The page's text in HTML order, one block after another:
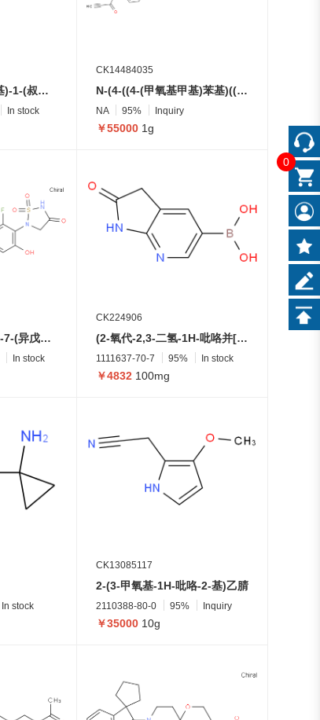
(2S,4R)-4-(4-溴苄基)-1-(叔丁氧羰基)吡咯烷-2-羧酸
In stock
CK14484035
N-(4-((4-(甲氧基甲基)苯基)((2-((4-((3-甲基脲基)甲基)-2,5-二氧代咪唑烷-1-基)氨基)苯基)氨基)甲氧基)苯基)丙炔酰胺
NA 95% Inquiry
￥55000 1g
(R)-5-(1-氟-3-羟基--7-(异戊基氨基)-5,6,7,8-四氢萘-2-基)-1,2,5-噻二唑烷-3-酮 1,1-二氧化物
In stock
CK224906
(2-氧代-2,3-二氢-1H-吡咯并[2,3-b]吡啶-5-基)硼酸
1111637-70-7 95% In stock
￥4832 100mg
In stock
CK13085117
2-(3-甲氧基-1H-吡咯-2-基)乙腈
2110388-80-0 95% Inquiry
￥35000 10g
0